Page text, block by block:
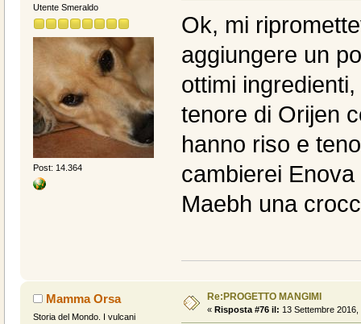
Utente Smeraldo
Post: 14.364
Ok, mi
aggiungere un
ottimi
tenore di Orijen
hanno riso e
cambierei
Maebh una
Mamma Orsa
Storia del Mondo. I vulcani
Re:PROGETTO MANGIMI
« Risposta #76 il: 13 Settembre 2016,